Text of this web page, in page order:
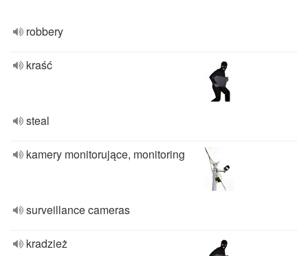
robbery
kraść
steal
kamery monitorujące, monitoring
surveillance cameras
kradzież